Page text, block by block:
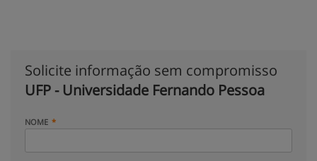
Solicite informação sem compromisso
UFP - Universidade Fernando Pessoa
NOME